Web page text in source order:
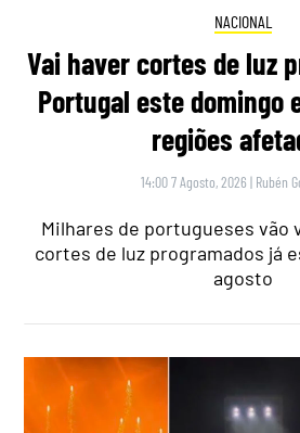
NACIONAL
Vai haver cortes de luz
Portugal este domingo
regiões
14:00 7 Agosto, 2026 | Rubén
Milhares de portugueses vão
cortes de luz programados já
agosto